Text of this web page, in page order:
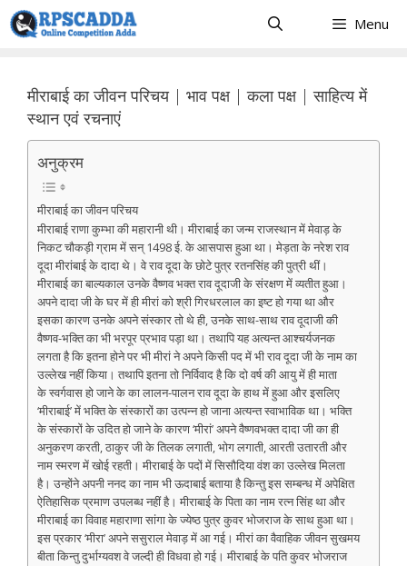
Skip
to
Menu
मीराबाई का जीवन परिचय | भाव पक्ष | कला पक्ष | साहित्य में
स्थान एवं रचनाएं
अनुक्रम
मीराबाई का जीवन परिचय
मीराबाई राणा कुम्भा की महारानी थी। मीराबाई का जन्म राजस्थान में मेवाड़ के
निकट चौकड़ी ग्राम में सन् 1498 ई. के आसपास हुआ था। मेड़ता के नरेश राव
दूदा मीरांबाई के दादा थे। वे राव दूदा के छोटे पुत्र रतनसिंह की पुत्री थीं।
मीराबाई का बाल्यकाल उनके वैष्णव भक्त राव दूदाजी के संरक्षण में व्यतीत हुआ।
अपने दादा जी के घर में ही मीरां को श्री गिरधरलाल का इष्ट हो गया था और
इसका कारण उनके अपने संस्कार तो थे ही, उनके साथ-साथ राव दूदाजी की
वैष्णव-भक्ति का भी भरपूर प्रभाव पड़ा था। तथापि यह अत्यन्त आश्चर्यजनक
लगता है कि इतना होने पर भी मीरां ने अपने किसी पद में भी राव दूदा जी के नाम का
उल्लेख नहीं किया। तथापि इतना तो निर्विवाद है कि दो वर्ष की आयु में ही माता
के स्वर्गवास हो जाने के का लालन-पालन राव दूदा के हाथ में हुआ और इसलिए
‘मीराबाई’ में भक्ति के संस्कारों का उत्पन्न हो जाना अत्यन्त स्वाभाविक था। भक्ति
के संस्कारों के उदित हो जाने के कारण ‘मीरां’ अपने वैष्णवभक्त दादा जी का ही
अनुकरण करती, ठाकुर जी के तिलक लगाती, भोग लगाती, आरती उतारती और
नाम स्मरण में खोई रहती। मीराबाई के पदों में सिसौदिया वंश का उल्लेख मिलता
है। उन्होंने अपनी ननद का नाम भी ऊदाबाई बताया है किन्तु इस सम्बन्ध में अपेक्षित
ऐतिहासिक प्रमाण उपलब्ध नहीं है। मीराबाई के पिता का नाम रत्न सिंह था और
मीराबाई का विवाह महाराणा सांगा के ज्येष्ठ पुत्र कुवर भोजराज के साथ हुआ था।
इस प्रकार ‘मीरा’ अपने ससुराल मेवाड़ में आ गई। मीरां का वैवाहिक जीवन सुखमय
बीता किन्तु दुर्भाग्यवश वे जल्दी ही विधवा हो गई। मीराबाई के पति कुवर भोजराज